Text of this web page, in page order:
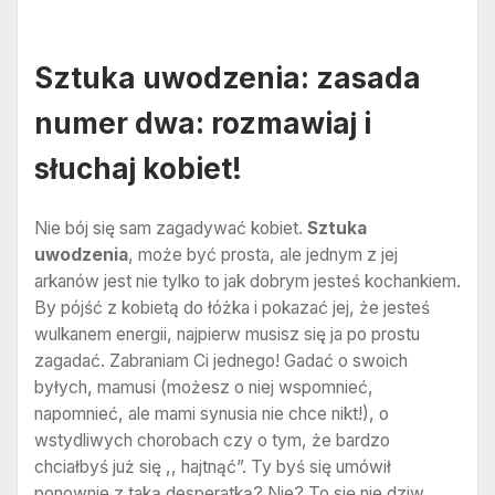
Sztuka uwodzenia: zasada
numer dwa: rozmawiaj i
słuchaj kobiet!
Nie bój się sam zagadywać kobiet. Sztuka
uwodzenia, może być prosta, ale jednym z jej
arkanów jest nie tylko to jak dobrym jesteś kochankiem.
By pójść z kobietą do łóżka i pokazać jej, że jesteś
wulkanem energii, najpierw musisz się ja po prostu
zagadać. Zabraniam Ci jednego! Gadać o swoich
byłych, mamusi (możesz o niej wspomnieć,
napomnieć, ale mami synusia nie chce nikt!), o
wstydliwych chorobach czy o tym, że bardzo
chciałbyś już się ,, hajtnąć”. Ty byś się umówił